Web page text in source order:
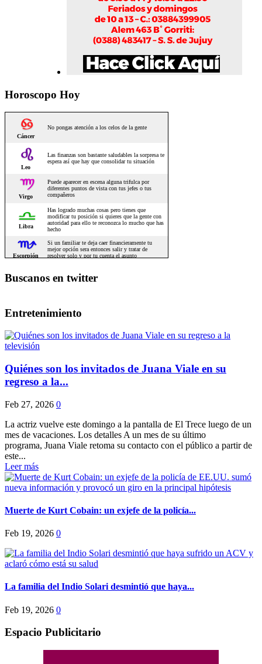
Horoscopo Hoy
Buscanos en twitter
Entretenimiento
Quiénes son los invitados de Juana Viale en su
regreso a la...
Feb 27, 2026 0
La actriz vuelve este domingo a la pantalla de El Trece luego de un
mes de vacaciones. Los detalles A un mes de su último
programa, Juana Viale retoma su contacto con el público a partir de
este...
Leer más
Muerte de Kurt Cobain: un exjefe de la policía...
Feb 19, 2026 0
La familia del Indio Solari desmintió que haya...
Feb 19, 2026 0
Espacio Publicitario